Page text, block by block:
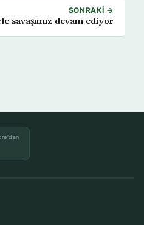
SONRAKI →
savaşımız devam ediyor